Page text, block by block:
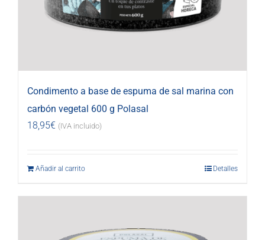
Condimento a base de espuma de sal marina con
carbón vegetal 600 g Polasal
18,95€ (IVA incluido)
Añadir al carrito Detalles